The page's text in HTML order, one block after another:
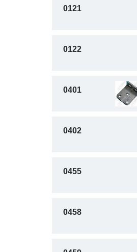
0121
0122
0401
0402
0455
0458